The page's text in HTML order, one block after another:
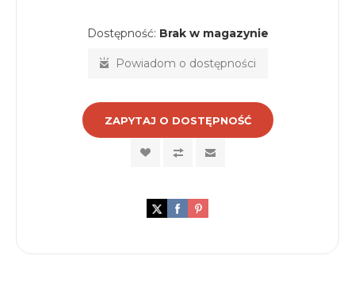
Dostępność: Brak w magazynie
Powiadom o dostępności
ZAPYTAJ O DOSTĘPNOŚĆ